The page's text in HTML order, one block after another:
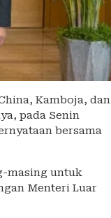
Kamboja, dan
pada Senin
bersama
masing untuk
Menteri Luar